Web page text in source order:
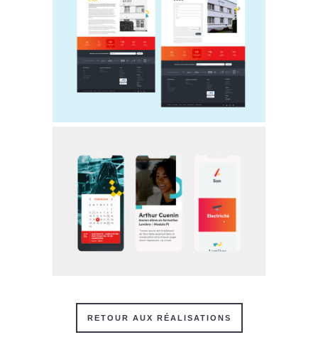
RETOUR AUX RÉALISATIONS